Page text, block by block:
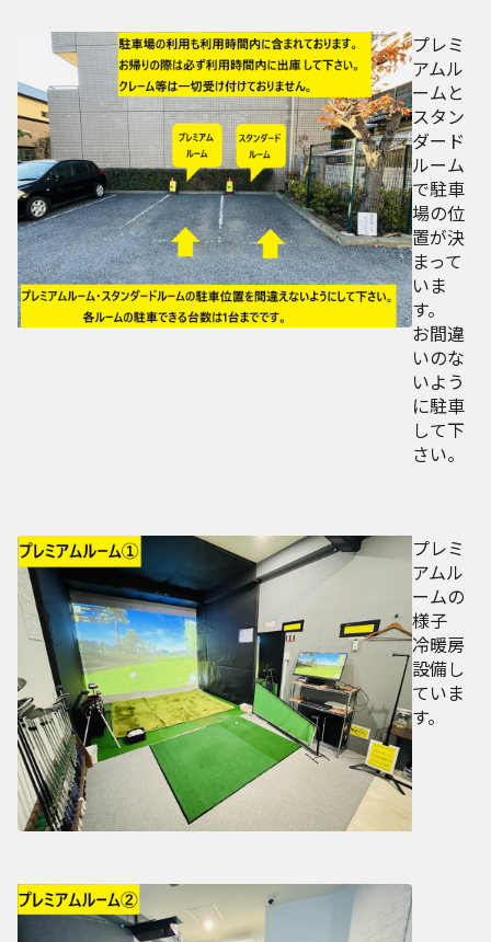
プレミ
アムル
ームと
スタン
ダード
ルーム
で駐車
場の位
置が決
まって
いま
す。
お間違
いのな
いよう
に駐車
して下
さい。
プレミ
アムル
ームの
様子
冷暖房
設備し
ていま
す。